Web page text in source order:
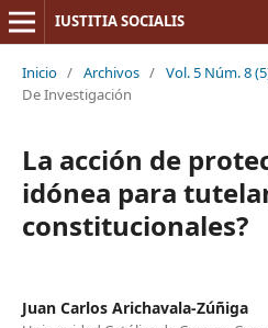
IUSTITIA SOCIALIS
Inicio / Archivos / Vol. 5 Núm. 8
De Investigación
La acción de
idónea para
constitucionales?
Juan Carlos Arichavala-Zúñiga